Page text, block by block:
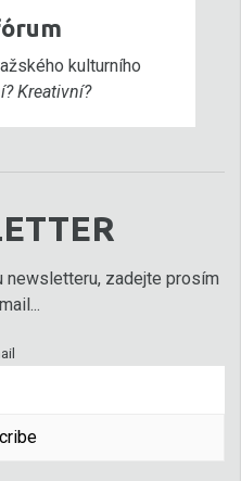
kulturního
Kreativní?
newsletteru, zadejte prosím